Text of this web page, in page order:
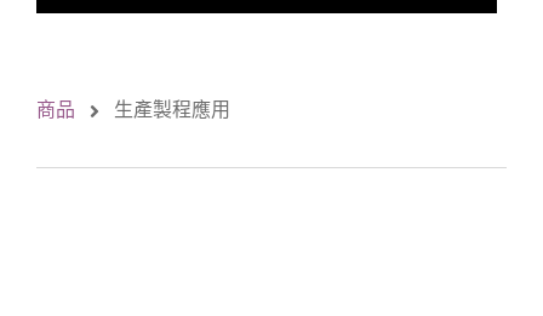
商品 生產製程應用